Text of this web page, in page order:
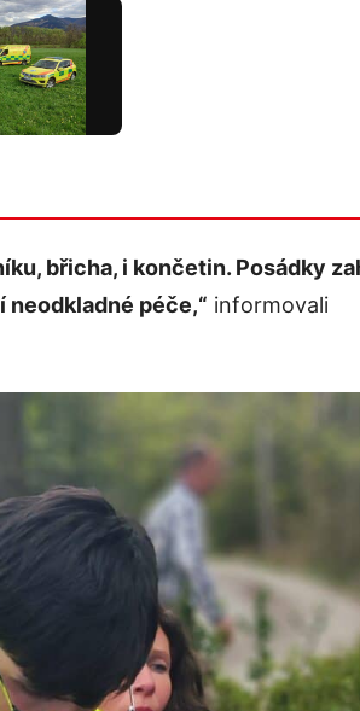
břicha, i končetin. Posádky
péče,“ informovali